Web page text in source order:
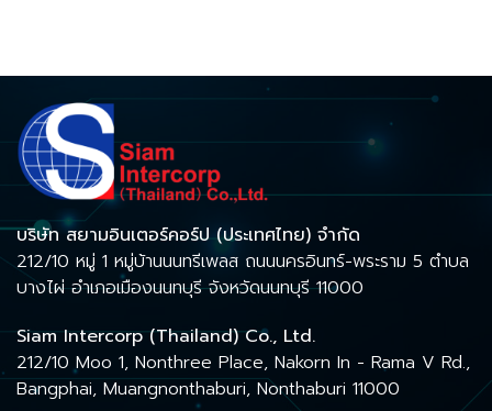
บริษัท สยามอินเตอร์คอร์ป (ประเทศไทย) จำกัด
212/10 หมู่ 1 หมู่บ้านนนทรีเพลส ถนนนครอินทร์-พระราม 5 ตำบล
บางไผ่ อำเภอเมืองนนทบุรี จังหวัดนนทบุรี 11000
Siam Intercorp (Thailand) Co., Ltd.
212/10 Moo 1, Nonthree Place, Nakorn In - Rama V Rd.,
Bangphai, Muangnonthaburi, Nonthaburi 11000